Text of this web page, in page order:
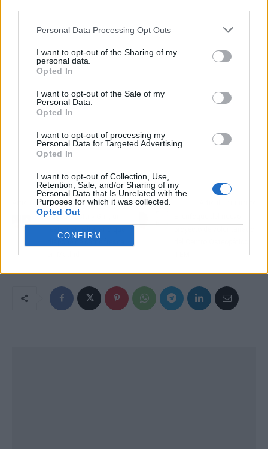
Personal Data Processing Opt Outs
I want to opt-out of the Sharing of my
personal data.
Opted In
I want to opt-out of the Sale of my
Personal Data.
Opted In
I want to opt-out of processing my
Personal Data for Targeted Advertising.
Opted In
I want to opt-out of Collection, Use,
Retention, Sale, and/or Sharing of my
Personal Data that Is Unrelated with the
Purposes for which it was collected.
Opted Out
CONFIRM
Artículo anterior
Pagus Pasta y Grill, un
en Madrid
TEM